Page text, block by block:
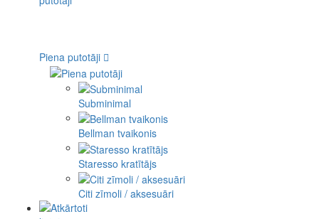
Piena putotāji
Subminimal
Bellman tvaikonis
Staresso kratītājs
Citi zīmoli / aksesuāri